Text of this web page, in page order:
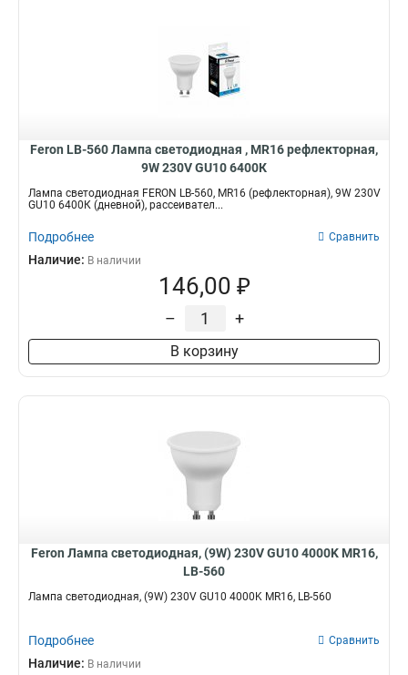
Feron LB-560 Лампа светодиодная , MR16 рефлекторная,
9W 230V GU10 6400К
Лампа светодиодная FERON LB-560, MR16 (рефлекторная), 9W 230V
GU10 6400К (дневной), рассеивател...
Подробнее Сравнить
Наличие: В наличии
146,00 ₽
– +
В корзину
Feron Лампа светодиодная, (9W) 230V GU10 4000K MR16,
LB-560
Лампа светодиодная, (9W) 230V GU10 4000K MR16, LB-560
Подробнее Сравнить
Наличие: В наличии